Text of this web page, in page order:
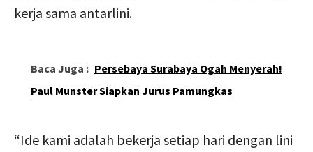
kerja sama antarlini.
Baca Juga : Persebaya Surabaya Ogah Menyerah!
Paul Munster Siapkan Jurus Pamungkas
“Ide kami adalah bekerja setiap hari dengan lini